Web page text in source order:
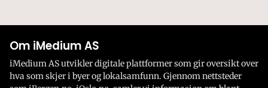
Om iMedium AS
iMedium AS utvikler digitale plattformer som gir oversikt over
hva som skjer i byer og lokalsamfunn. Gjennom nettsteder